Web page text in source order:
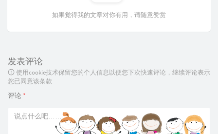
如果觉得我的文章对你有用，请随意赞赏
发表评论
使用cookie技术保留您的个人信息以便您下次快速评论，继续评论表示
您已同意该条款
评论 *